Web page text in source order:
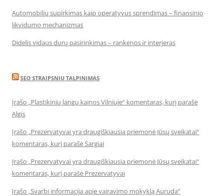
Automobilių supirkimas kaip operatyvus sprendimas – finansinio
likvidumo mechanizmas
Didelis vidaus durų pasirinkimas – rankenos ir interjeras
SEO STRAIPSNIU TALPINIMAS
Įrašo „Plastikinių langų kainos Vilniuje“ komentaras, kurį parašė
Algis
Įrašo „Prezervatyvai yra draugiškiausia priemonė Jūsų sveikatai“
komentaras, kurį parašė Sargiai
Įrašo „Prezervatyvai yra draugiškiausia priemonė Jūsų sveikatai“
komentaras, kurį parašė Prezervatyvai
Įrašo „Svarbi informacija apie vairavimo mokyklą Auruda“